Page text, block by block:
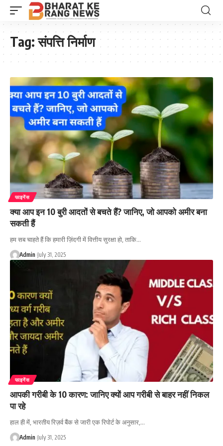
Tag:संपत्ति निर्माण
फाइनेंस
क्या आप इन 10 बुरी आदतों से बचते हैं? जानिए, जो आपको अमीर बना
सकती हैं
हम सब चाहते हैं कि हमारी ज़िंदगी में वित्तीय सुरक्षा हो, ताकि…
Admin July 31, 2025
फाइनेंस
आपकी गरीबी के 10 कारण: जानिए क्यों आप गरीबी से बाहर नहीं निकल
पा रहे
हाल ही में, भारतीय रिज़र्व बैंक से जारी एक रिपोर्ट के अनुसार,…
Admin July 31, 2025